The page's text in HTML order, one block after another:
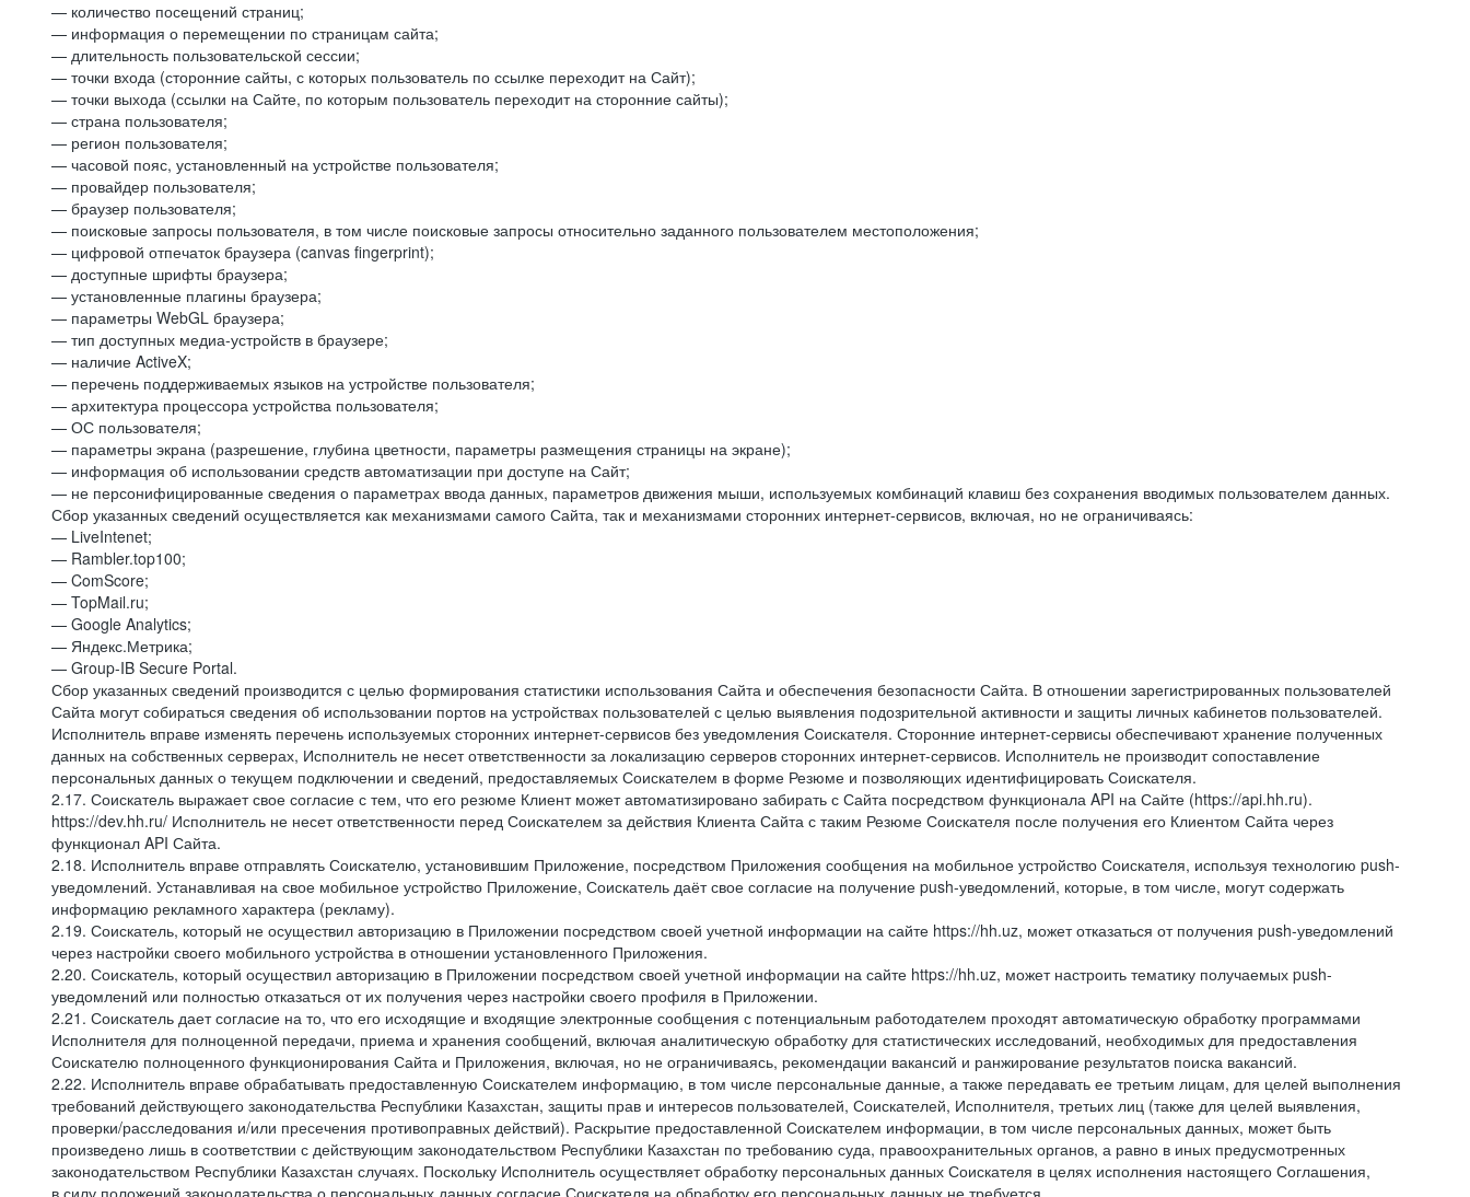
— количество посещений страниц;
— информация о перемещении по страницам сайта;
— длительность пользовательской сессии;
— точки входа (сторонние сайты, с которых пользователь по ссылке переходит на Сайт);
— точки выхода (ссылки на Сайте, по которым пользователь переходит на сторонние сайты);
— страна пользователя;
— регион пользователя;
— часовой пояс, установленный на устройстве пользователя;
— провайдер пользователя;
— браузер пользователя;
— поисковые запросы пользователя, в том числе поисковые запросы относительно заданного пользователем местоположения;
— цифровой отпечаток браузера (canvas fingerprint);
— доступные шрифты браузера;
— установленные плагины браузера;
— параметры WebGL браузера;
— тип доступных медиа-устройств в браузере;
— наличие ActiveX;
— перечень поддерживаемых языков на устройстве пользователя;
— архитектура процессора устройства пользователя;
— ОС пользователя;
— параметры экрана (разрешение, глубина цветности, параметры размещения страницы на экране);
— информация об использовании средств автоматизации при доступе на Сайт;
— не персонифицированные сведения о параметрах ввода данных, параметров движения мыши, используемых комбинаций клавиш без сохранения вводимых пользователем данных.
Сбор указанных сведений осуществляется как механизмами самого Сайта, так и механизмами сторонних интернет-сервисов, включая, но не ограничиваясь:
— LiveIntenet;
— Rambler.top100;
— ComScore;
— TopMail.ru;
— Google Analytics;
— Яндекс.Метрика;
— Group-IB Secure Portal.
Сбор указанных сведений производится с целью формирования статистики использования Сайта и обеспечения безопасности Сайта. В отношении зарегистрированных пользователей
Сайта могут собираться сведения об использовании портов на устройствах пользователей с целью выявления подозрительной активности и защиты личных кабинетов пользователей.
Исполнитель вправе изменять перечень используемых сторонних интернет-сервисов без уведомления Соискателя. Сторонние интернет-сервисы обеспечивают хранение полученных
данных на собственных серверах, Исполнитель не несет ответственности за локализацию серверов сторонних интернет-сервисов. Исполнитель не производит сопоставление
персональных данных о текущем подключении и сведений, предоставляемых Соискателем в форме Резюме и позволяющих идентифицировать Соискателя.
2.17. Соискатель выражает свое согласие с тем, что его резюме Клиент может автоматизировано забирать с Сайта посредством функционала API на Сайте (https://api.hh.ru).
https://dev.hh.ru/ Исполнитель не несет ответственности перед Соискателем за действия Клиента Сайта с таким Резюме Соискателя после получения его Клиентом Сайта через
функционал API Сайта.
2.18. Исполнитель вправе отправлять Соискателю, установившим Приложение, посредством Приложения сообщения на мобильное устройство Соискателя, используя технологию push-
уведомлений. Устанавливая на свое мобильное устройство Приложение, Соискатель даёт свое согласие на получение push-уведомлений, которые, в том числе, могут содержать
информацию рекламного характера (рекламу).
2.19. Соискатель, который не осуществил авторизацию в Приложении посредством своей учетной информации на сайте https://hh.uz, может отказаться от получения push-уведомлений
через настройки своего мобильного устройства в отношении установленного Приложения.
2.20. Соискатель, который осуществил авторизацию в Приложении посредством своей учетной информации на сайте https://hh.uz, может настроить тематику получаемых push-
уведомлений или полностью отказаться от их получения через настройки своего профиля в Приложении.
2.21. Соискатель дает согласие на то, что его исходящие и входящие электронные сообщения с потенциальным работодателем проходят автоматическую обработку программами
Исполнителя для полноценной передачи, приема и хранения сообщений, включая аналитическую обработку для статистических исследований, необходимых для предоставления
Соискателю полноценного функционирования Сайта и Приложения, включая, но не ограничиваясь, рекомендации вакансий и ранжирование результатов поиска вакансий.
2.22. Исполнитель вправе обрабатывать предоставленную Соискателем информацию, в том числе персональные данные, а также передавать ее третьим лицам, для целей выполнения
требований действующего законодательства Республики Казахстан, защиты прав и интересов пользователей, Соискателей, Исполнителя, третьих лиц (также для целей выявления,
проверки/расследования и/или пресечения противоправных действий). Раскрытие предоставленной Соискателем информации, в том числе персональных данных, может быть
произведено лишь в соответствии с действующим законодательством Республики Казахстан по требованию суда, правоохранительных органов, а равно в иных предусмотренных
законодательством Республики Казахстан случаях. Поскольку Исполнитель осуществляет обработку персональных данных Соискателя в целях исполнения настоящего Соглашения,
в силу положений законодательства о персональных данных согласие Соискателя на обработку его персональных данных не требуется.